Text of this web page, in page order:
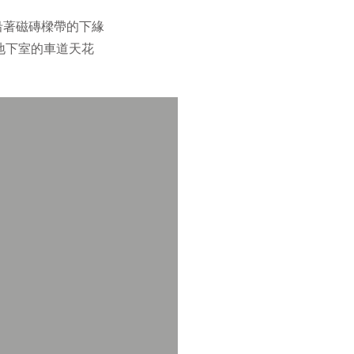
磁磚樑帶的下緣
下室的車道天花